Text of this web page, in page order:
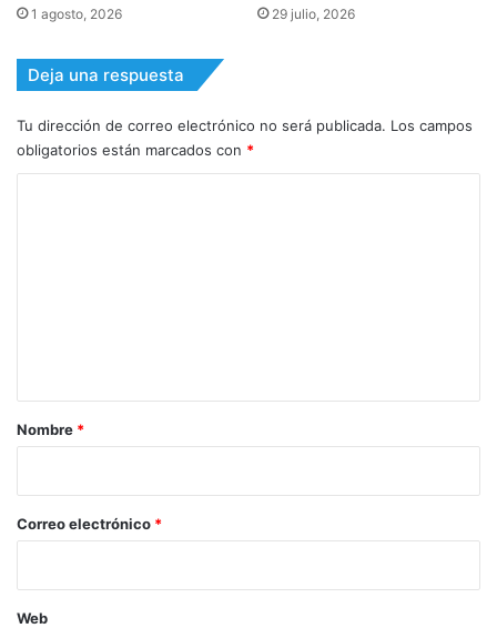
1 agosto, 2026 29 julio, 2026
Deja una respuesta
Tu dirección de correo electrónico no será publicada. Los campos
obligatorios están marcados con *
r
*
Nombre *
Correo electrónico *
Web